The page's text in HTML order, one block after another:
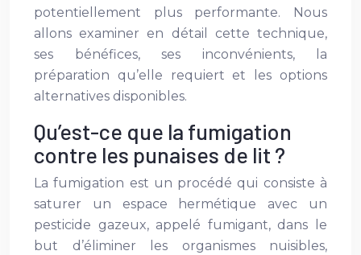
potentiellement plus performante. Nous
allons examiner en détail cette technique,
ses bénéfices, ses inconvénients, la
préparation qu’elle requiert et les options
alternatives disponibles.
Qu’est-ce que la fumigation
contre les punaises de lit ?
La fumigation est un procédé qui consiste à
saturer un espace hermétique avec un
pesticide gazeux, appelé fumigant, dans le
but d’éliminer les organismes nuisibles,